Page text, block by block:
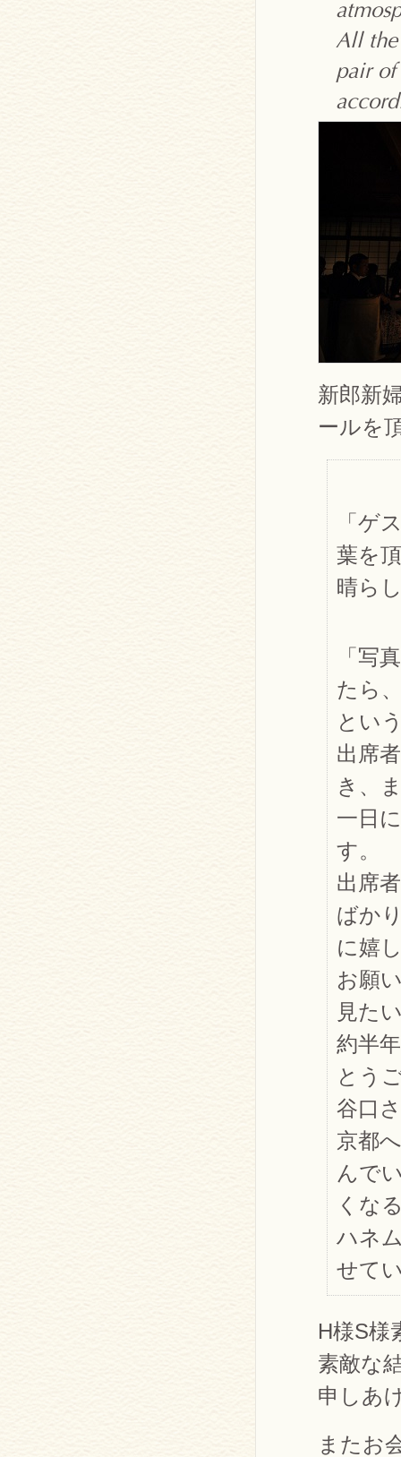
All the
pair of
新郎新
ールを
「ゲ
葉を
晴ら
「写
たら
とい
出席
き、
一日
す。
出席
ばか
に嬉
お願
見た
約半
とう
谷口
京都
んで
くな
ハネ
せて
H様S様
素敵な
申しあ
またお